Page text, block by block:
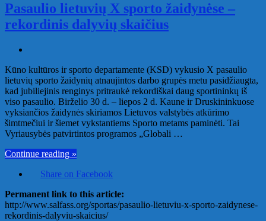
Pasaulio lietuvių X sporto žaidynėse –
rekordinis dalyvių skaičius
Kūno kultūros ir sporto departamente (KSD) vykusio X pasaulio
lietuvių sporto žaidynių atnaujintos darbo grupės metu pasidžiaugta,
kad jubiliejinis renginys pritraukė rekordiškai daug sportininkų iš
viso pasaulio. Birželio 30 d. – liepos 2 d. Kaune ir Druskininkuose
vyksiančios žaidynės skiriamos Lietuvos valstybės atkūrimo
šimtmečiui ir šiemet vykstantiems Sporto metams paminėti. Tai
Vyriausybės patvirtintos programos „Globali …
Continue reading »
Share on Facebook
Permanent link to this article:
http://www.salfass.org/sportas/pasaulio-lietuviu-x-sporto-zaidynese-
rekordinis-dalyviu-skaicius/